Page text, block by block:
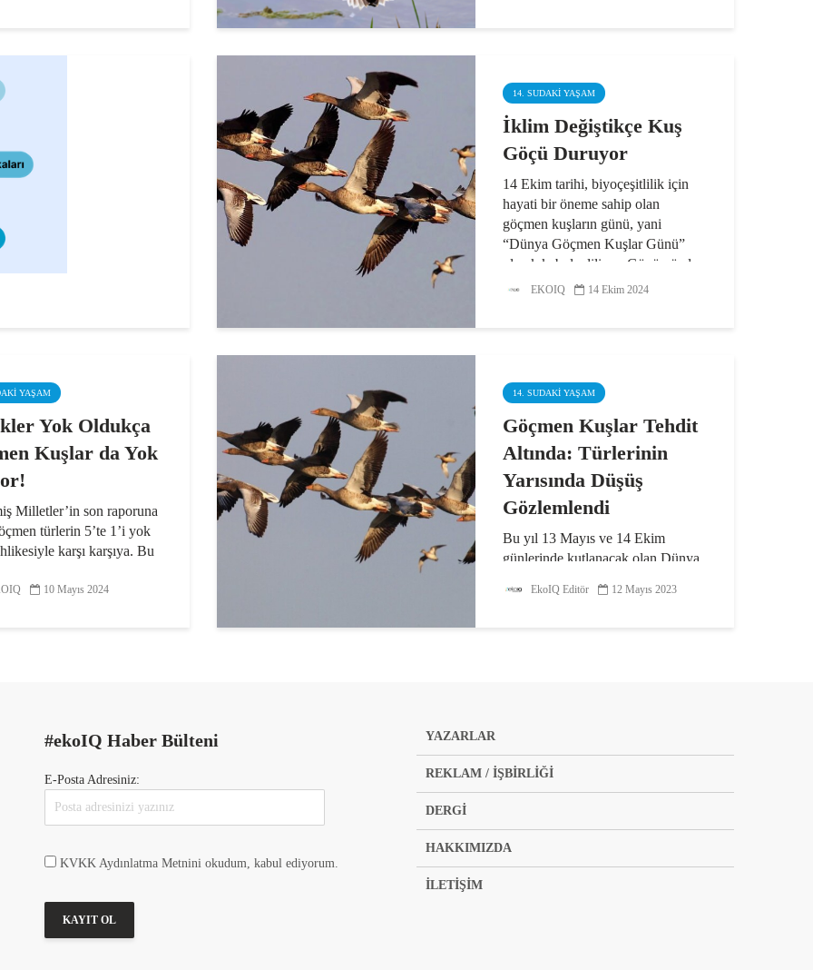
14. SUDAKI YAŞAM
İklim Değiştikçe Kuş
Göçü Duruyor
14 Ekim tarihi, biyoçeşitlilik için
hayati bir öneme sahip olan
göçmen kuşların günü, yani
“Dünya Göçmen Kuşlar Günü”
olarak kabul ediliyor. Günümüzde
insan kaynaklı etkenler nedeniyle
EKOIQ 14 Ekim 2024
YAŞAM
Yok Oldukça
Kuşlar da Yok
Milletler’in son raporuna
türlerin 5’te 1’i yok
karşı karşıya. Bu
karşı duyarlılığı artırmak
10 Mayıs 2024
14. SUDAKI YAŞAM
Göçmen Kuşlar Tehdit
Altında: Türlerinin
Yarısında Düşüş
Gözlemlendi
Bu yıl 13 Mayıs ve 14 Ekim
günlerinde kutlanacak olan Dünya
“Su: Kuşların Hayatını Sürdürmek”
EkoIQ Editör 12 Mayıs 2023
#ekoIQ Haber Bülteni
E-Posta Adresiniz:
KVKK Aydınlatma Metnini okudum, kabul ediyorum.
YAZARLAR
REKLAM / İŞBİRLİĞİ
DERGİ
HAKKIMIZDA
İLETİŞİM